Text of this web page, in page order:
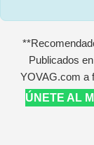
Publicados
YOVAG.com a
ÚNETE AL